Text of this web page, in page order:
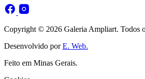
Copyright © 2026 Galeria Ampliart. Todos
Desenvolvido porE. Web.
Feito em Minas Gerais.